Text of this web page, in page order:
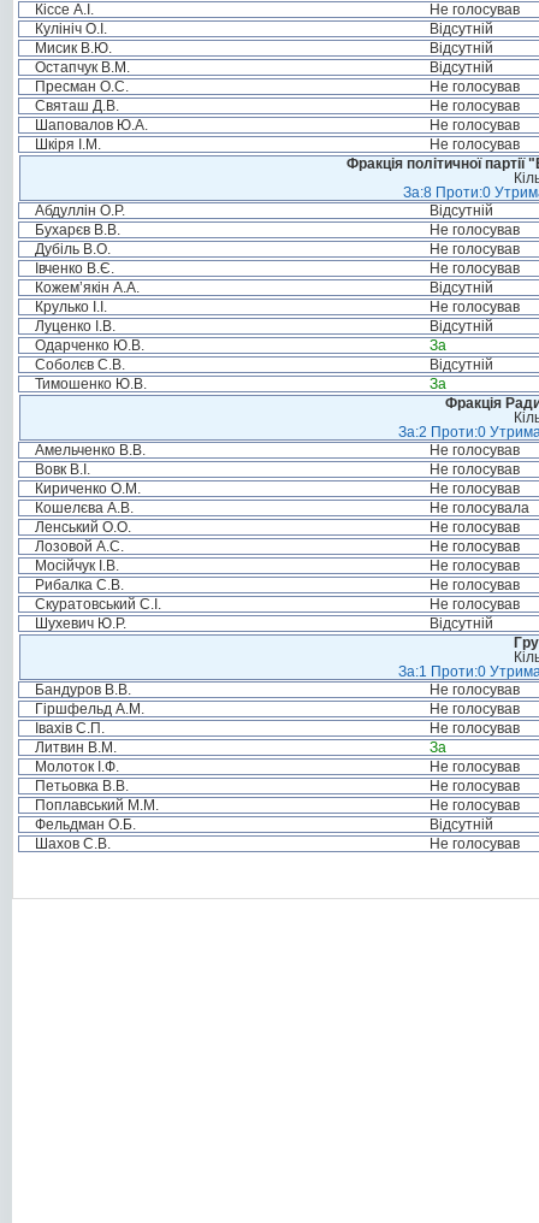
Кіссе А.І.
Не голосував
Кулініч О.І.
Відсутній
Мисик В.Ю.
Відсутній
Остапчук В.М.
Відсутній
Пресман О.С.
Не голосував
Святаш Д.В.
Не голосував
Шаповалов Ю.А.
Не голосував
Шкіря І.М.
Не голосував
Фракція політичної
За:8 Проти:0
Абдуллін О.Р.
Відсутній
Бухарєв В.В.
Не голосував
Дубіль В.О.
Не голосував
Івченко В.Є.
Не голосував
Кожем’якін А.А.
Відсутній
Крулько І.І.
Не голосував
Луценко І.В.
Відсутній
Одарченко Ю.В.
За
Соболєв С.В.
Відсутній
Тимошенко Ю.В.
За
Фракція
За:2 Проти:0
Амельченко В.В.
Не голосував
Вовк В.І.
Не голосував
Кириченко О.М.
Не голосував
Кошелєва А.В.
Не голосувала
Ленський О.О.
Не голосував
Лозовой А.С.
Не голосував
Мосійчук І.В.
Не голосував
Рибалка С.В.
Не голосував
Скуратовський С.І.
Не голосував
Шухевич Ю.Р.
Відсутній
За:1 Проти:0
Бандуров В.В.
Не голосував
Гіршфельд А.М.
Не голосував
Івахів С.П.
Не голосував
Литвин В.М.
За
Молоток І.Ф.
Не голосував
Петьовка В.В.
Не голосував
Поплавський М.М.
Не голосував
Фельдман О.Б.
Відсутній
Шахов С.В.
Не голосував